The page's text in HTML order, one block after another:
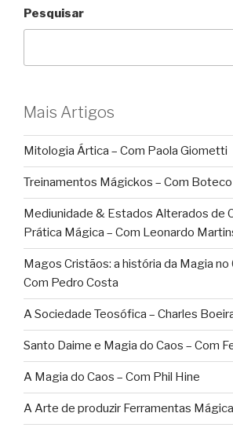
Pesquisar
Mais Artigos
Mitologia Ártica – Com Paola Giometti
Treinamentos Mágickos – Com
Mediunidade & Estados Alterados de
Prática Mágica – Com Leonardo
Magos Cristãos: a história da Magia no
Com Pedro Costa
A Sociedade Teosófica – Charles
Santo Daime e Magia do Caos – Com
A Magia do Caos – Com Phil Hine
A Arte de produzir Ferramentas